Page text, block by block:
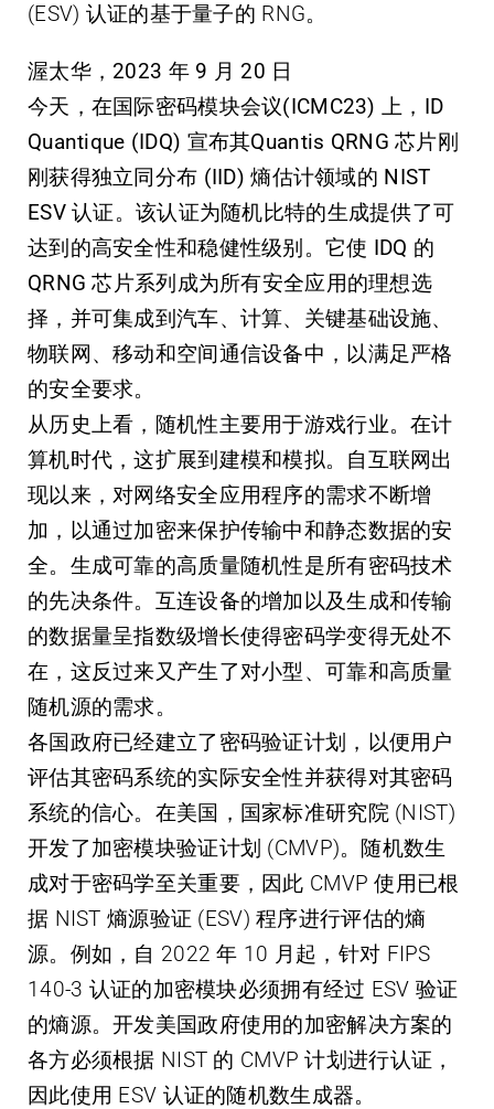
(ESV) 认证的基于量子的 RNG。
渥太华，2023 年 9 月 20 日
今天，在国际密码模块会议(ICMC23) 上，ID
Quantique (IDQ) 宣布其Quantis QRNG 芯片刚
刚获得独立同分布 (IID) 熵估计领域的 NIST
ESV 认证。 该认证为随机比特的生成提供了可
达到的高安全性和稳健性级别。 它使 IDQ 的
QRNG 芯片系列成为所有安全应用的理想选
择，并可集成到汽车、计算、关键基础设施、
物联网、移动和空间通信设备中，以满足严格
的安全要求。
从历史上看，随机性主要用于游戏行业。在计
算机时代，这扩展到建模和模拟。自互联网出
现以来，对网络安全应用程序的需求不断增
加，以通过加密来保护传输中和静态数据的安
全。生成可靠的高质量随机性是所有密码技术
的先决条件。互连设备的增加以及生成和传输
的数据量呈指数级增长使得密码学变得无处不
在，这反过来又产生了对小型、可靠和高质量
随机源的需求。
各国政府已经建立了密码验证计划，以便用户
评估其密码系统的实际安全性并获得对其密码
系统的信心。在美国，国家标准研究院 (NIST)
开发了加密模块验证计划 (CMVP)。随机数生
成对于密码学至关重要，因此 CMVP 使用已根
据 NIST 熵源验证 (ESV) 程序进行评估的熵
源。例如，自 2022 年 10 月起，针对 FIPS
140-3 认证的加密模块必须拥有经过 ESV 验证
的熵源。开发美国政府使用的加密解决方案的
各方必须根据 NIST 的 CMVP 计划进行认证，
因此使用 ESV 认证的随机数生成器。